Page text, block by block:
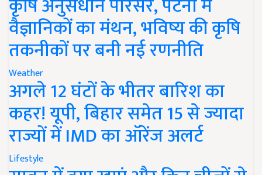
वैज्ञानिकों का मंथन, भविष्य की कृषि
तकनीकों पर बनी नई रणनीति
Weather
अगले 12 घंटों के भीतर बारिश का
कहर! यूपी, बिहार समेत 15 से ज्यादा
राज्यों में IMD का ऑरेंज अलर्ट
Lifestyle